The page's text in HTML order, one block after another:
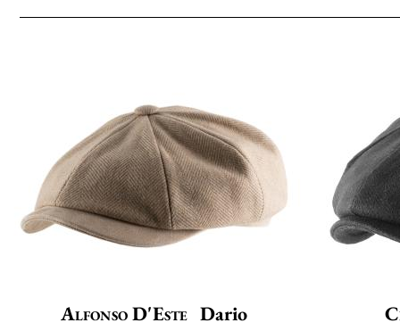
Alfonso D'Este Dario